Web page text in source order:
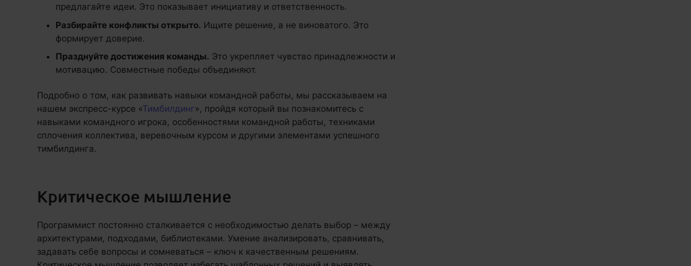
предлагайте идеи. Это показывает инициативу и ответственность.
Разбирайте конфликты открыто. Ищите решение, а не виноватого. Это
формирует доверие.
Празднуйте достижения команды. Это укрепляет чувство принадлежности и
мотивацию. Совместные победы объединяют.
Подробно о том, как развивать навыки командной работы, мы рассказываем на
нашем экспресс-курсе «Тимбилдинг», пройдя который вы познакомитесь с
навыками командного игрока, особенностями командной работы, техниками
сплочения коллектива, веревочным курсом и другими элементами успешного
тимбилдинга.
Критическое мышление
Программист постоянно сталкивается с необходимостью делать выбор – между
архитектурами, подходами, библиотеками. Умение анализировать, сравнивать,
задавать себе вопросы и сомневаться – ключ к качественным решениям.